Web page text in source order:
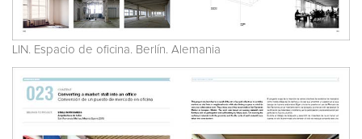
LIN. Espacio de oficina. Berlín. Alemania